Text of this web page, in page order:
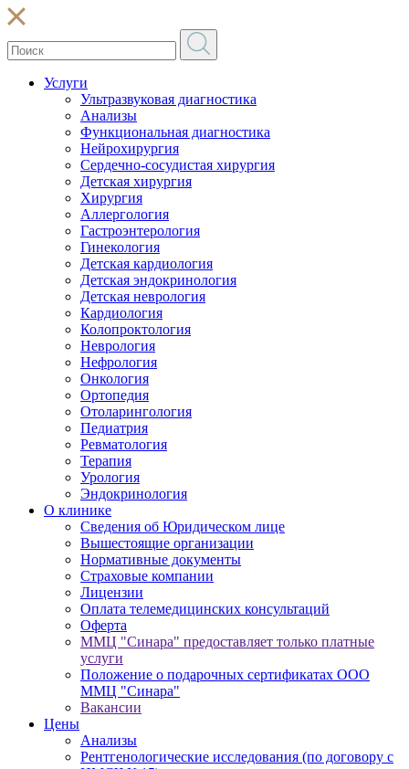
Услуги
Ультразвуковая диагностика
Анализы
Функциональная диагностика
Нейрохирургия
Сердечно-сосудистая хирургия
Детская хирургия
Хирургия
Аллергология
Гастроэнтерология
Гинекология
Детская кардиология
Детская эндокринология
Детская неврология
Кардиология
Колопроктология
Неврология
Нефрология
Онкология
Ортопедия
Отоларингология
Педиатрия
Ревматология
Терапия
Урология
Эндокринология
О клинике
Сведения об Юридическом лице
Вышестоящие организации
Нормативные документы
Cтраховые компании
Лицензии
Оплата телемедицинских консультаций
Оферта
ММЦ "Синара" предоставляет только платные
услуги
Положение о подарочных сертификатах ООО
ММЦ "Синара"
Вакансии
Цены
Анализы
Рентгенологические исследования (по договору с